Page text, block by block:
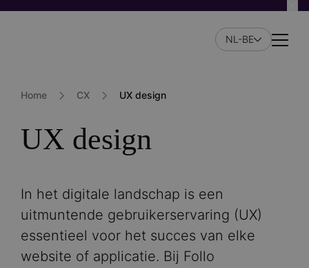
Skip
NL-BE
Home CX UX design
UX design
In het digitale landschap is een
uitmuntende gebruikerservaring (UX)
essentieel voor het succes van elke
website of applicatie. Bij Follo